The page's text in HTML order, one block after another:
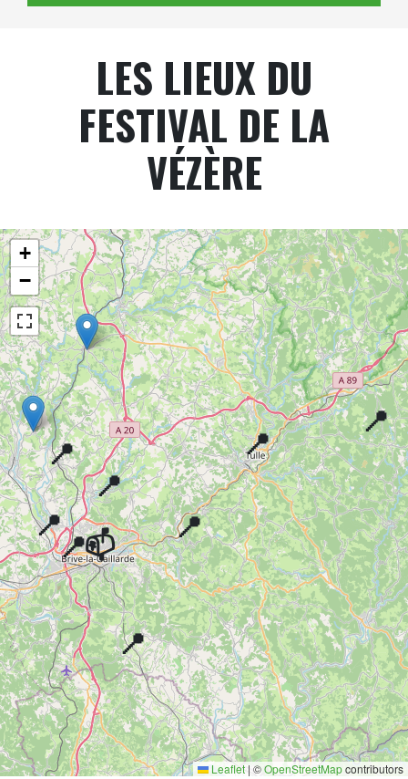
LES LIEUX DU
FESTIVAL DE LA
VÉZÈRE
📫
📍
📍
📍
📍
📍
📍
📍
📍
+
−
Leaflet | ©OpenStreetMapcontributors